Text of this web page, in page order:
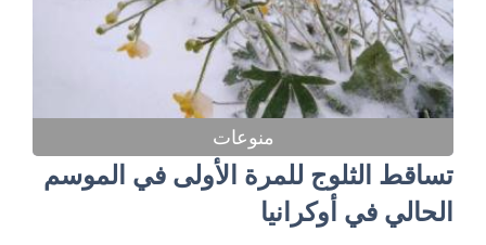
منوعات
تساقط الثلوج للمرة الأولى في الموسم
الحالي في أوكرانيا